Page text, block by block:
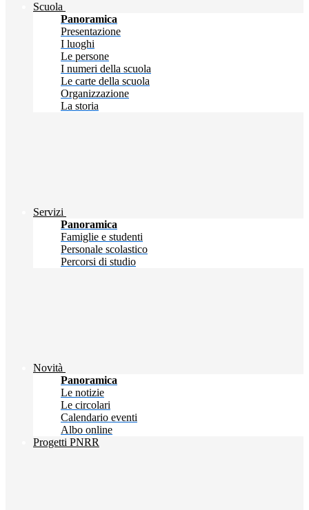
Scuola
Panoramica
Presentazione
I luoghi
Le persone
I numeri della scuola
Le carte della scuola
Organizzazione
La storia
Servizi
Panoramica
Famiglie e studenti
Personale scolastico
Percorsi di studio
Novità
Panoramica
Le notizie
Le circolari
Calendario eventi
Albo online
Progetti PNRR